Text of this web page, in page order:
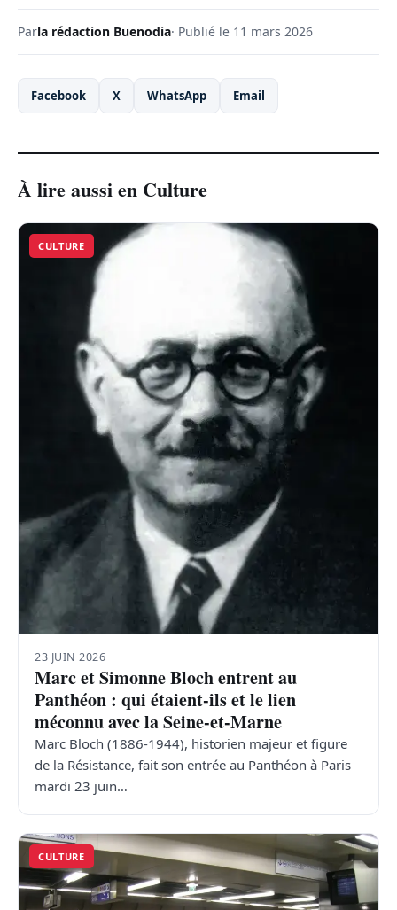
Parla rédaction Buenodia· Publié le 11 mars 2026
Facebook X WhatsApp Email
À lire aussi en Culture
CULTURE
23 JUIN 2026
Marc et Simonne Bloch entrent au
Panthéon : qui étaient-ils et le lien
méconnu avec la Seine-et-Marne
Marc Bloch (1886-1944), historien majeur et figure
de la Résistance, fait son entrée au Panthéon à Paris
mardi 23 juin…
CULTURE